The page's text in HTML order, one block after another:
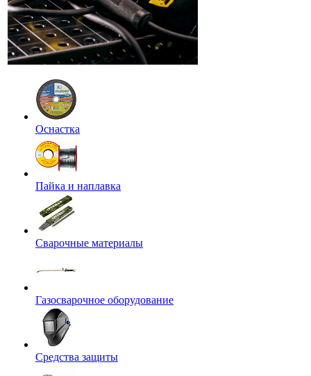
Оснастка
Пайка и наплавка
Сварочные материалы
Газосварочное оборудование
Средства защиты